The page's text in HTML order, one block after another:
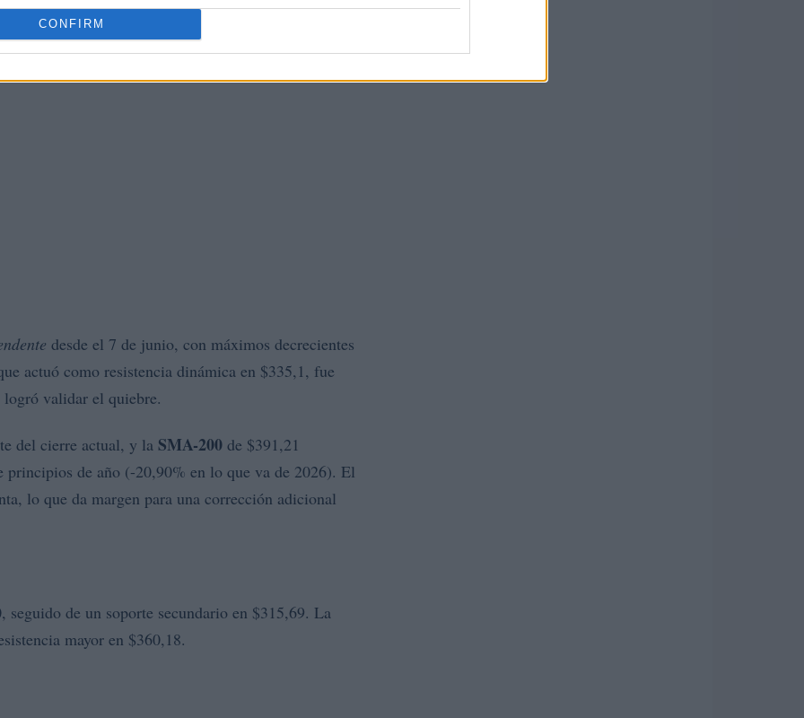
CONFIRM
desde el 7 de junio, con máximos decrecientes
actuó como resistencia dinámica en $335,1, fue
logró validar el quiebre.
del cierre actual, y la SMA-200 de $391,21
principios de año (-20,90% en lo que va de 2026). El
lo que da margen para una corrección adicional
de un soporte secundario en $315,69. La
mayor en $360,18.